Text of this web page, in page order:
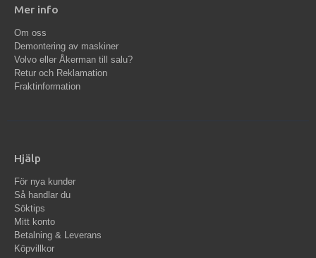
Mer info
Om oss
Demontering av maskiner
Volvo eller Åkerman till salu?
Retur och Reklamation
Fraktinformation
Hjälp
För nya kunder
Så handlar du
Söktips
Mitt konto
Betalning & Leverans
Köpvillkor